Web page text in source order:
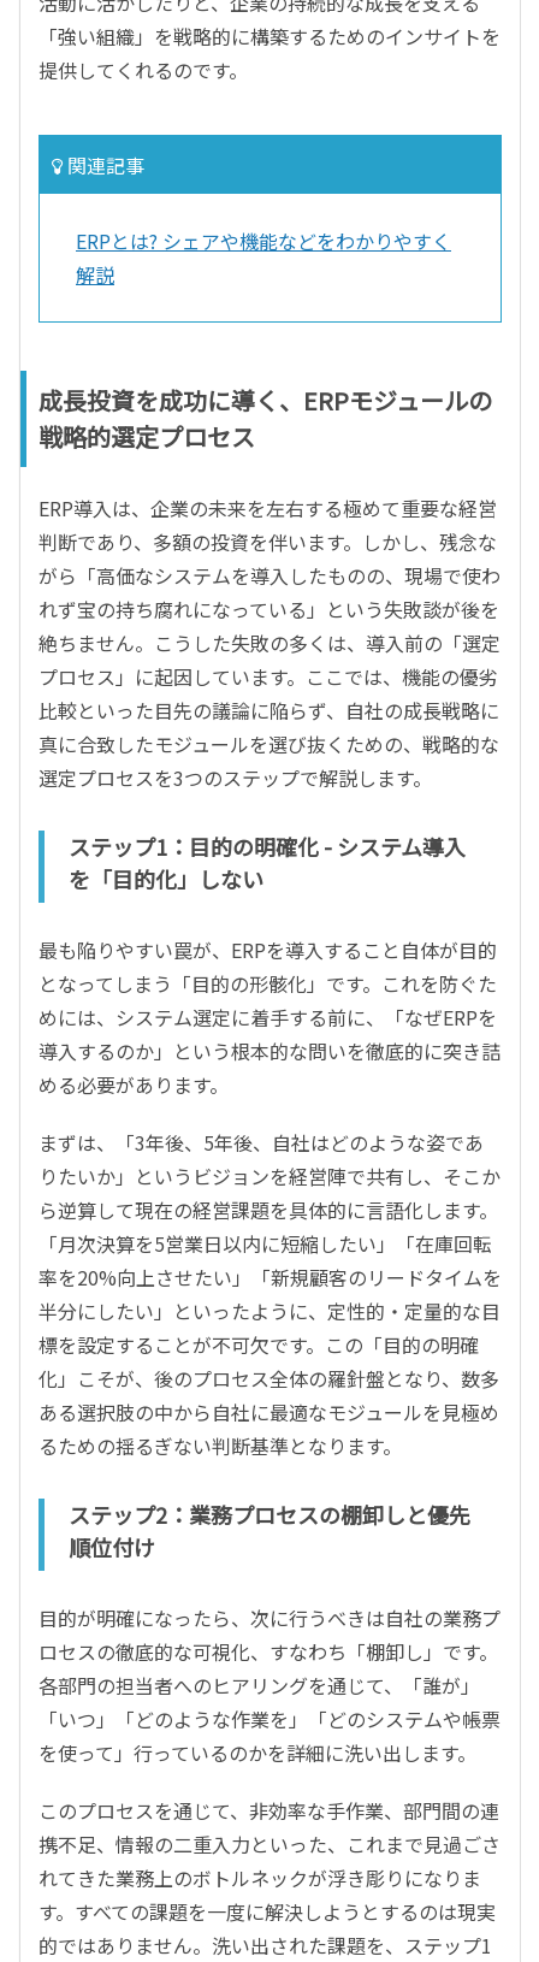
「強い組織」を戦略的に構築するためのインサイトを
提供してくれるのです。
関連記事
ERPとは? シェアや機能などをわかりやすく
解説
成長投資を成功に導く、ERPモジュールの
戦略的選定プロセス
ERP導入は、企業の未来を左右する極めて重要な経営
判断であり、多額の投資を伴います。しかし、残念な
がら「高価なシステムを導入したものの、現場で使わ
れず宝の持ち腐れになっている」という失敗談が後を
絶ちません。こうした失敗の多くは、導入前の「選定
プロセス」に起因しています。ここでは、機能の優劣
比較といった目先の議論に陥らず、自社の成長戦略に
真に合致したモジュールを選び抜くための、戦略的な
選定プロセスを3つのステップで解説します。
ステップ1：目的の明確化 - システム導入
を「目的化」しない
最も陥りやすい罠が、ERPを導入すること自体が目的
となってしまう「目的の形骸化」です。これを防ぐた
めには、システム選定に着手する前に、「なぜERPを
導入するのか」という根本的な問いを徹底的に突き詰
める必要があります。
まずは、「3年後、5年後、自社はどのような姿であ
りたいか」というビジョンを経営陣で共有し、そこか
ら逆算して現在の経営課題を具体的に言語化します。
「月次決算を5営業日以内に短縮したい」「在庫回転
率を20%向上させたい」「新規顧客のリードタイムを
半分にしたい」といったように、定性的・定量的な目
標を設定することが不可欠です。この「目的の明確
化」こそが、後のプロセス全体の羅針盤となり、数多
ある選択肢の中から自社に最適なモジュールを見極め
るための揺るぎない判断基準となります。
ステップ2：業務プロセスの棚卸しと優先
順位付け
目的が明確になったら、次に行うべきは自社の業務プ
ロセスの徹底的な可視化、すなわち「棚卸し」です。
各部門の担当者へのヒアリングを通じて、「誰が」
「いつ」「どのような作業を」「どのシステムや帳票
を使って」行っているのかを詳細に洗い出します。
このプロセスを通じて、非効率な手作業、部門間の連
携不足、情報の二重入力といった、これまで見過ごさ
れてきた業務上のボトルネックが浮き彫りになりま
す。すべての課題を一度に解決しようとするのは現実
的ではありません。洗い出された課題を、ステップ1